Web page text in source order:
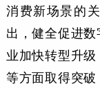
消费新场景的
出，健全促进
业加快转型升
等方面取得突